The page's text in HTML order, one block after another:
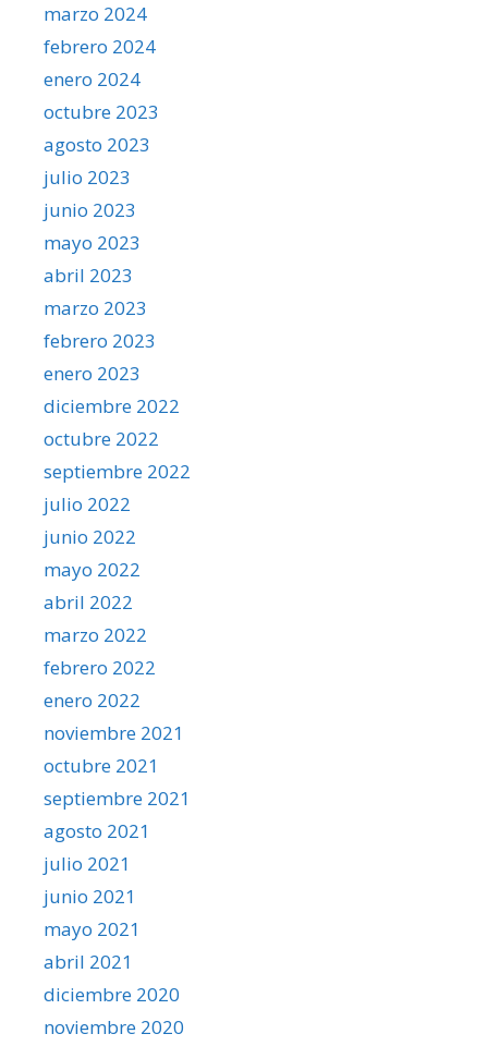
marzo 2024
febrero 2024
enero 2024
octubre 2023
agosto 2023
julio 2023
junio 2023
mayo 2023
abril 2023
marzo 2023
febrero 2023
enero 2023
diciembre 2022
octubre 2022
septiembre 2022
julio 2022
junio 2022
mayo 2022
abril 2022
marzo 2022
febrero 2022
enero 2022
noviembre 2021
octubre 2021
septiembre 2021
agosto 2021
julio 2021
junio 2021
mayo 2021
abril 2021
diciembre 2020
noviembre 2020